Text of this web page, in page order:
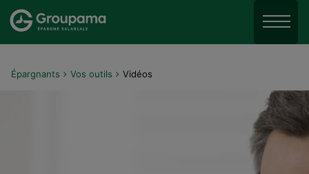
Aller au menu
Aller au contenu
Menu
Épargnants Vos outils Vidéos